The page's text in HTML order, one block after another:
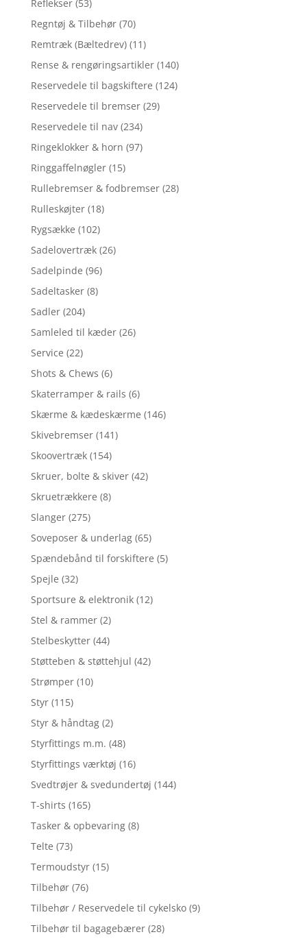
Reflekser (53)
Regntøj & Tilbehør (70)
Remtræk (Bæltedrev) (11)
Rense & rengøringsartikler (140)
Reservedele til bagskiftere (124)
Reservedele til bremser (29)
Reservedele til nav (234)
Ringeklokker & horn (97)
Ringgaffelnøgler (15)
Rullebremser & fodbremser (28)
Rulleskøjter (18)
Rygsække (102)
Sadelovertræk (26)
Sadelpinde (96)
Sadeltasker (8)
Sadler (204)
Samleled til kæder (26)
Service (22)
Shots & Chews (6)
Skaterramper & rails (6)
Skærme & kædeskærme (146)
Skivebremser (141)
Skoovertræk (154)
Skruer, bolte & skiver (42)
Skruetrækkere (8)
Slanger (275)
Soveposer & underlag (65)
Spændebånd til forskiftere (5)
Spejle (32)
Sportsure & elektronik (12)
Stel & rammer (2)
Stelbeskytter (44)
Støtteben & støttehjul (42)
Strømper (10)
Styr (115)
Styr & håndtag (2)
Styrfittings m.m. (48)
Styrfittings værktøj (16)
Svedtrøjer & svedundertøj (144)
T-shirts (165)
Tasker & opbevaring (8)
Telte (73)
Termoudstyr (15)
Tilbehør (76)
Tilbehør / Reservedele til cykelsko (9)
Tilbehør til bagagebærer (28)